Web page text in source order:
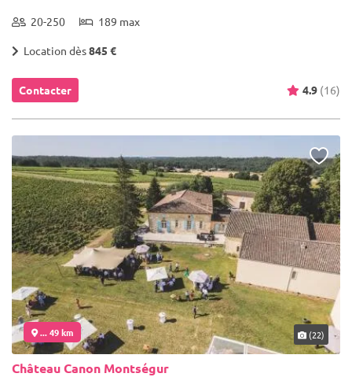
20-250 189 max
Location dès845 €
Contacter 4.9 (16)
... 49 km (22)
Château Canon Montségur